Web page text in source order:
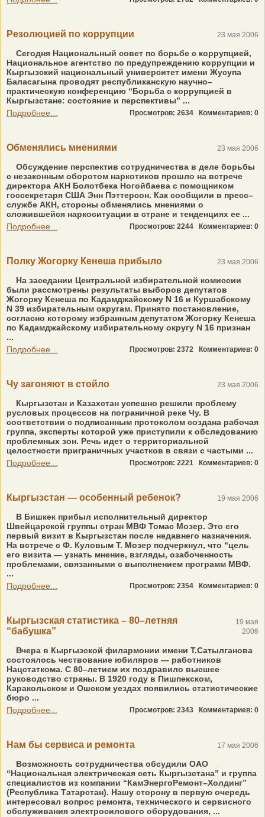
Резолюцией по коррупции 23 мая 2006
Сегодня Национальный совет по борьбе с коррупцией,
Национальное агентство по предупреждению коррупции и
Кыргызский национальный университет имени Жусупа
Баласагына проводят республиканскую научно–
практическую конференцию “Борьба с коррупцией в
Кыргызстане: состояние и перспективы” ...
Подробнее...
Просмотров: 2634 Комментариев: 0
Обменялись мнениями 23 мая 2006
Обсуждение перспектив сотрудничества в деле борьбы
с незаконным оборотом наркотиков прошло на встрече
директора АКН Болотбека Ногойбаева с помощником
госсекретаря США Энн Пэттерсон. Как сообщили в пресс–
службе АКН, стороны обменялись мнениями о
сложившейся наркоситуации в стране и тенденциях ее ...
Подробнее...
Просмотров: 2244 Комментариев: 0
Полку Жогорку Кенеша прибыло 23 мая 2006
На заседании Центральной избирательной комиссии
были рассмотрены результаты выборов депутатов
Жогорку Кенеша по Кадамджайскому N 16 и Куршабскому
N 39 избирательным округам. Принято постановление,
согласно которому избранным депутатом Жогорку Кенеша
по Кадамджайскому избирательному округу N 16 признан
...
Подробнее...
Просмотров: 2372 Комментариев: 0
Чу загоняют в стойло 23 мая 2006
Кыргызстан и Казахстан успешно решили проблему
русловых процессов на пограничной реке Чу. В
соответствии с подписанным протоколом создана рабочая
группа, эксперты которой уже приступили к обследованию
проблемных зон. Речь идет о территориальной
целостности приграничных участков в связи с частыми ...
Подробнее...
Просмотров: 2221 Комментариев: 0
Кыргызстан — особенный ребенок? 19 мая 2006
В Бишкек прибыл исполнительный директор
Швейцарской группы стран МВФ Томас Мозер. Это его
первый визит в Кыргызстан после недавнего назначения.
На встрече с Ф. Куловым Т. Мозер подчеркнул, что “цель
его визита — узнать мнение, взгляды, озабоченность
проблемами, связанными с выполнением программ МВФ.
...
Подробнее...
Просмотров: 2354 Комментариев: 0
Кыргызская статистика – 80–летняя
“бабушка”
19 мая
2006
Вчера в Кыргызской филармонии имени Т.Сатылганова
состоялось чествование юбиляров — работников
Нацстаткома. С 80–летием их поздравило высшее
руководство страны. В 1920 году в Пишпекском,
Каракольском и Ошском уездах появились статистические
бюро ...
Подробнее...
Просмотров: 2343 Комментариев: 0
Нам бы сервиса и ремонта 17 мая 2006
Возможность сотрудничества обсудили ОАО
“Национальная электрическая сеть Кыргызстана” и группа
специалистов из компании “КамЭнергоРемонт–Холдинг”
(Республика Татарстан). Нашу сторону в первую очередь
интересовал вопрос ремонта, технического и сервисного
обслуживания электросилового оборудования, ...